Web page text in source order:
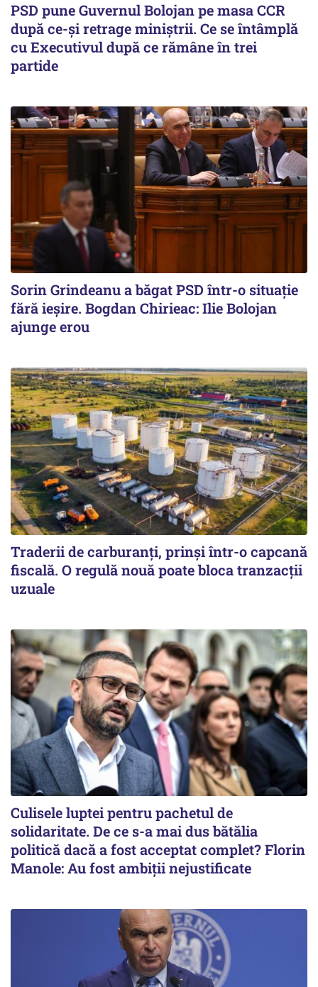
PSD pune Guvernul Bolojan pe masa CCR
după ce-și retrage miniștrii. Ce se întâmplă
cu Executivul după ce rămâne în trei
partide
Sorin Grindeanu a băgat PSD într-o situație
fără ieșire. Bogdan Chirieac: Ilie Bolojan
ajunge erou
Traderii de carburanți, prinși într-o capcană
fiscală. O regulă nouă poate bloca tranzacții
uzuale
Culisele luptei pentru pachetul de
solidaritate. De ce s-a mai dus bătălia
politică dacă a fost acceptat complet? Florin
Manole: Au fost ambiții nejustificate